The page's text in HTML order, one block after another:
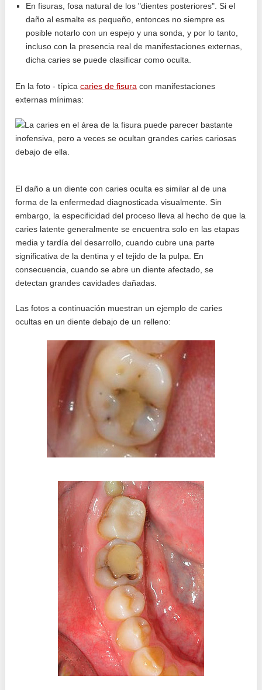
En fisuras, fosa natural de los "dientes posteriores". Si el
daño al esmalte es pequeño, entonces no siempre es
posible notarlo con un espejo y una sonda, y por lo tanto,
incluso con la presencia real de manifestaciones externas,
dicha caries se puede clasificar como oculta.
En la foto - típicacaries de fisura con manifestaciones
externas mínimas:
El daño a un diente con caries oculta es similar al de una
forma de la enfermedad diagnosticada visualmente. Sin
embargo, la especificidad del proceso lleva al hecho de que la
caries latente generalmente se encuentra solo en las etapas
media y tardía del desarrollo, cuando cubre una parte
significativa de la dentina y el tejido de la pulpa. En
consecuencia, cuando se abre un diente afectado, se
detectan grandes cavidades dañadas.
Las fotos a continuación muestran un ejemplo de caries
ocultas en un diente debajo de un relleno: